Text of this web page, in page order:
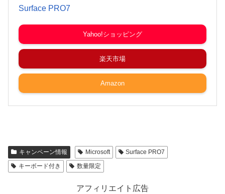
Surface PRO7
Yahoo!ショッピング
楽天市場
Amazon
キャンペーン情報 Microsoft
Surface PRO7
キーボード付き
数量限定
アフィリエイト広告